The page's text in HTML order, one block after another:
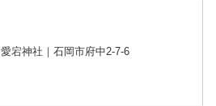
愛宕神社｜石岡市府中2-7-6